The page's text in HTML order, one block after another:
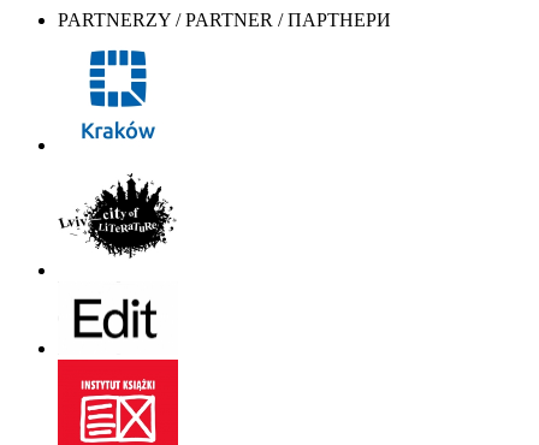
PARTNERZY / PARTNER / ПАРТНЕРИ